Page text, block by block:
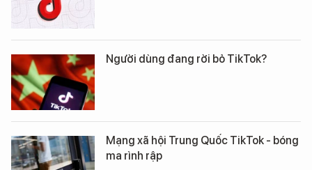
Người dùng đang rời bỏ TikTok?
Mạng xã hội Trung Quốc TikTok - bóng
ma rình rập